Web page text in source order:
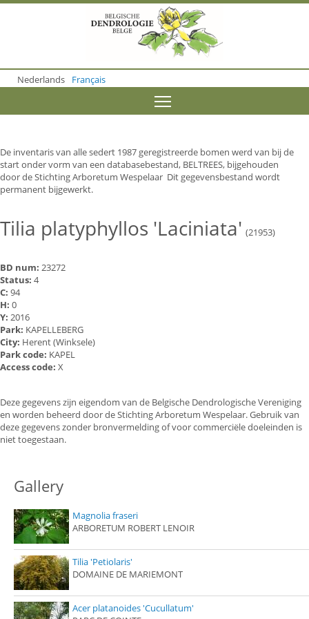
o
m
o
n
t
e
n
Nederlands Français
De inventaris van alle sedert 1987 geregistreerde bomen werd van bij de
start onder vorm van een databasebestand, BELTREES, bijgehouden
door de Stichting Arboretum Wespelaar Dit gegevensbestand wordt
permanent bijgewerkt.
Tilia platyphyllos 'Laciniata' (21953)
BD num: 23272
Status: 4
C: 94
H: 0
Y: 2016
Park: KAPELLEBERG
City: Herent (Winksele)
Park code: KAPEL
Access code: X
Deze gegevens zijn eigendom van de Belgische Dendrologische Vereniging
en worden beheerd door de Stichting Arboretum Wespelaar. Gebruik van
deze gegevens zonder bronvermelding of voor commerciële doeleinden is
niet toegestaan.
Gallery
Magnolia fraseri
ARBORETUM ROBERT LENOIR
Tilia 'Petiolaris'
DOMAINE DE MARIEMONT
Acer platanoides 'Cucullatum'